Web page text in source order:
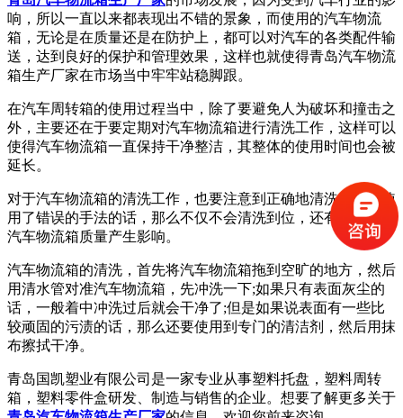
响，所以一直以来都表现出不错的景象，而使用的汽车物流
箱，无论是在质量还是在防护上，都可以对汽车的各类配件输
送，达到良好的保护和管理效果，这样也就使得青岛汽车物流
箱生产厂家在市场当中牢牢站稳脚跟。
在汽车周转箱的使用过程当中，除了要避免人为破坏和撞击之
外，主要还在于要定期对汽车物流箱进行清洗工作，这样可以
使得汽车物流箱一直保持干净整洁，其整体的使用时间也会被
延长。
对于汽车物流箱的清洗工作，也要注意到正确地清洗，如果使
用了错误的手法的话，那么不仅不会清洗到位，还有可能会对
汽车物流箱质量产生影响。
汽车物流箱的清洗，首先将汽车物流箱拖到空旷的地方，然后
用清水管对准汽车物流箱，先冲洗一下;如果只有表面灰尘的
话，一般着中冲洗过后就会干净了;但是如果说表面有一些比
较顽固的污渍的话，那么还要使用到专门的清洁剂，然后用抹
布擦拭干净。
青岛国凯塑业有限公司是一家专业从事塑料托盘，塑料周转
箱，塑料零件盒研发、制造与销售的企业。想要了解更多关于